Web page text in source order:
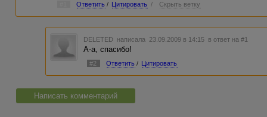
Ответить / Цитировать / Скрыть ветку
DELETED написала 23.09.2009 в 14:15 в ответ на #1
А-а, спасибо!
#2 Ответить / Цитировать
Написать комментарий